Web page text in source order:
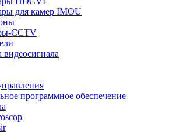
для камер IMOU
CCTV
видеосигнала
программное обеспечение